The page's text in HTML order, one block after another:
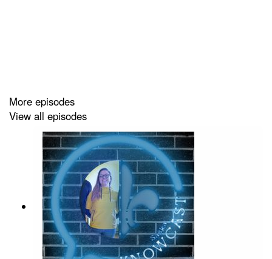
More episodes
View all episodes